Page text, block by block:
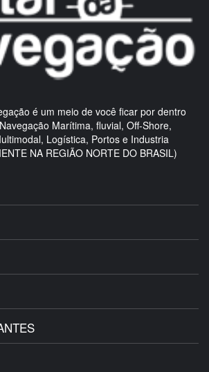
é um meio de você ficar por dentro
Marítima, fluvial, Off-Shore,
Logística, Portos e Industria
NA REGIÃO NORTE DO BRASIL)